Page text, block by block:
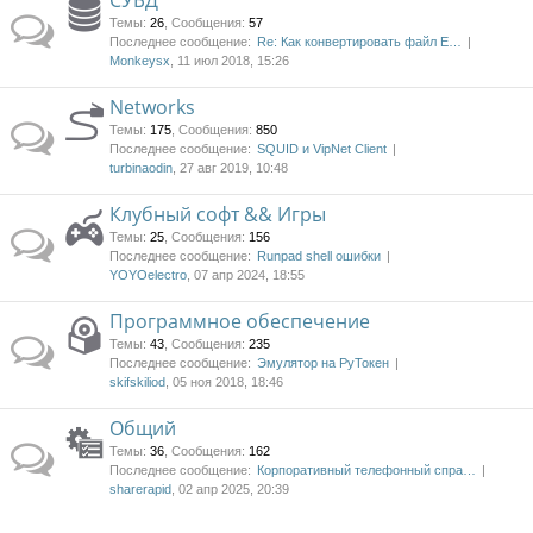
Темы: 26 Сообщения: 57
Последнее сообщение: Re: Как конвертировать файл E…
Monkeysx , 11 июл 2018, 15:26
Networks
Темы: 175 Сообщения: 850
Последнее сообщение: SQUID и VipNet Client
turbinaodin , 27 авг 2019, 10:48
Клубный софт && Игры
Темы: 25 Сообщения: 156
Последнее сообщение: Runpad shell ошибки
YOYOelectro , 07 апр 2024, 18:55
Программное обеспечение
Темы: 43 Сообщения: 235
Последнее сообщение: Эмулятор на РуТокен
skifskiliod , 05 ноя 2018, 18:46
Общий
Темы: 36 Сообщения: 162
Последнее сообщение: Корпоративный телефонный спра…
sharerapid , 02 апр 2025, 20:39